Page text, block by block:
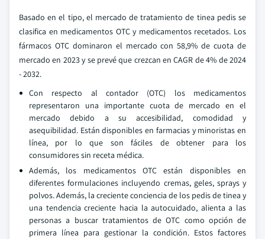
Basado en el tipo, el mercado de tratamiento de tinea pedis se
clasifica en medicamentos OTC y medicamentos recetados. Los
fármacos OTC dominaron el mercado con 58,9% de cuota de
mercado en 2023 y se prevé que crezcan en CAGR de 4% de 2024
- 2032.
Con respecto al contador (OTC) los medicamentos
representaron una importante cuota de mercado en el
mercado debido a su accesibilidad, comodidad y
asequibilidad. Están disponibles en farmacias y minoristas en
línea, por lo que son fáciles de obtener para los
consumidores sin receta médica.
Además, los medicamentos OTC están disponibles en
diferentes formulaciones incluyendo cremas, geles, sprays y
polvos. Además, la creciente conciencia de los pedis de tinea y
una tendencia creciente hacia la autocuidado, alienta a las
personas a buscar tratamientos de OTC como opción de
primera línea para gestionar la condición. Estos factores